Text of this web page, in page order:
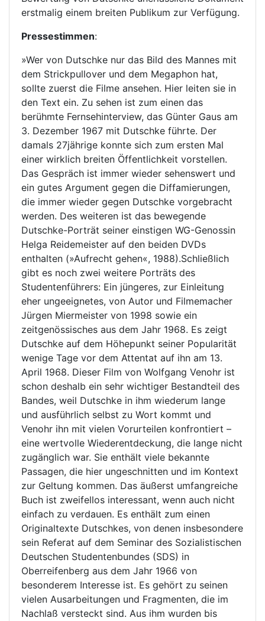
erstmalig einem breiten Publikum zur Verfügung.
Pressestimmen:
»Wer von Dutschke nur das Bild des Mannes mit
dem Strickpullover und dem Megaphon hat,
sollte zuerst die Filme ansehen. Hier leiten sie in
den Text ein. Zu sehen ist zum einen das
berühmte Fernsehinterview, das Günter Gaus am
3. Dezember 1967 mit Dutschke führte. Der
damals 27jährige konnte sich zum ersten Mal
einer wirklich breiten Öffentlichkeit vorstellen.
Das Gespräch ist immer wieder sehenswert und
ein gutes Argument gegen die Diffamierungen,
die immer wieder gegen Dutschke vorgebracht
werden. Des weiteren ist das bewegende
Dutschke-Porträt seiner einstigen WG-Genossin
Helga Reidemeister auf den beiden DVDs
enthalten (»Aufrecht gehen«, 1988).Schließlich
gibt es noch zwei weitere Porträts des
Studentenführers: Ein jüngeres, zur Einleitung
eher ungeeignetes, von Autor und Filmemacher
Jürgen Miermeister von 1998 sowie ein
zeitgenössisches aus dem Jahr 1968. Es zeigt
Dutschke auf dem Höhepunkt seiner Popularität
wenige Tage vor dem Attentat auf ihn am 13.
April 1968. Dieser Film von Wolfgang Venohr ist
schon deshalb ein sehr wichtiger Bestandteil des
Bandes, weil Dutschke in ihm wiederum lange
und ausführlich selbst zu Wort kommt und
Venohr ihn mit vielen Vorurteilen konfrontiert –
eine wertvolle Wiederentdeckung, die lange nicht
zugänglich war. Sie enthält viele bekannte
Passagen, die hier ungeschnitten und im Kontext
zur Geltung kommen. Das äußerst umfangreiche
Buch ist zweifellos interessant, wenn auch nicht
einfach zu verdauen. Es enthält zum einen
Originaltexte Dutschkes, von denen insbesondere
sein Referat auf dem Seminar des Sozialistischen
Deutschen Studentenbundes (SDS) in
Oberreifenberg aus dem Jahr 1966 von
besonderem Interesse ist. Es gehört zu seinen
vielen Ausarbeitungen und Fragmenten, die im
Nachlaß versteckt sind. Aus ihm wurden bis